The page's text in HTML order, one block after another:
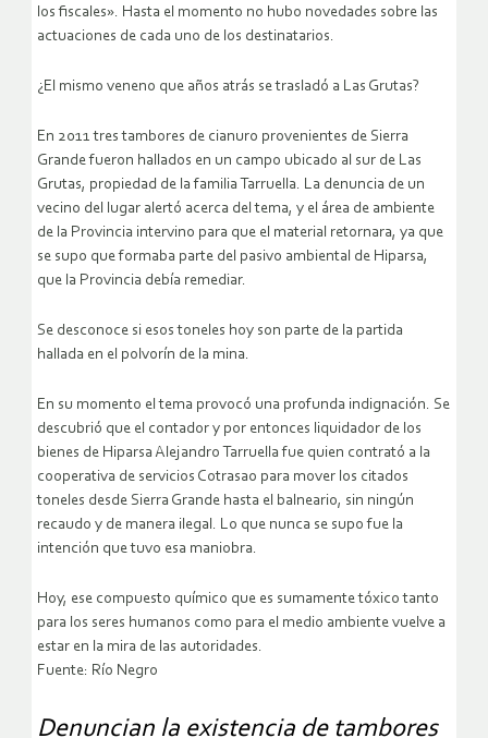
los fiscales». Hasta el momento no hubo novedades sobre las
actuaciones de cada uno de los destinatarios.
¿El mismo veneno que años atrás se trasladó a Las Grutas?
En 2011 tres tambores de cianuro provenientes de Sierra
Grande fueron hallados en un campo ubicado al sur de Las
Grutas, propiedad de la familia Tarruella. La denuncia de un
vecino del lugar alertó acerca del tema, y el área de ambiente
de la Provincia intervino para que el material retornara, ya que
se supo que formaba parte del pasivo ambiental de Hiparsa,
que la Provincia debía remediar.
Se desconoce si esos toneles hoy son parte de la partida
hallada en el polvorín de la mina.
En su momento el tema provocó una profunda indignación. Se
descubrió que el contador y por entonces liquidador de los
bienes de Hiparsa Alejandro Tarruella fue quien contrató a la
cooperativa de servicios Cotrasao para mover los citados
toneles desde Sierra Grande hasta el balneario, sin ningún
recaudo y de manera ilegal. Lo que nunca se supo fue la
intención que tuvo esa maniobra.
Hoy, ese compuesto químico que es sumamente tóxico tanto
para los seres humanos como para el medio ambiente vuelve a
estar en la mira de las autoridades.
Fuente: Río Negro
Denuncian la existencia de tambores